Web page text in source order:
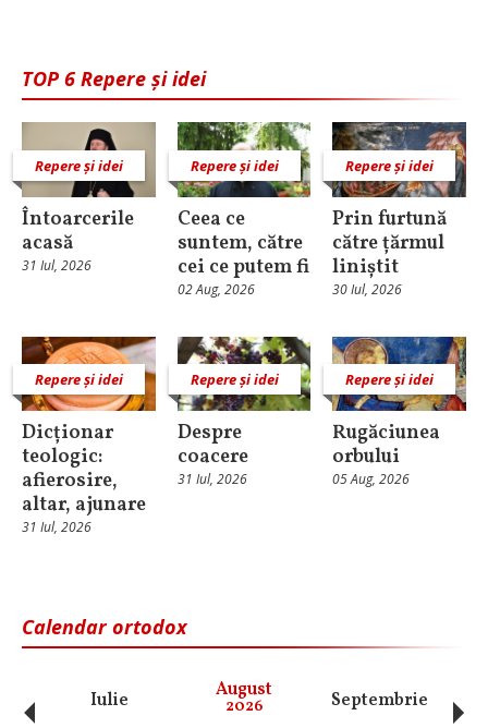
TOP 6 Repere și idei
Repere și idei
Întoarcerile
acasă
31 Iul, 2026
Repere și idei
Ceea ce
suntem, către
cei ce putem fi
02 Aug, 2026
Repere și idei
Prin furtună
către țărmul
liniștit
30 Iul, 2026
Repere și idei
Dicționar
teologic:
afierosire,
altar, ajunare
31 Iul, 2026
Repere și idei
Despre
coacere
31 Iul, 2026
Repere și idei
Rugăciunea
orbului
05 Aug, 2026
Calendar ortodox
Iulie August
2026 Septembrie